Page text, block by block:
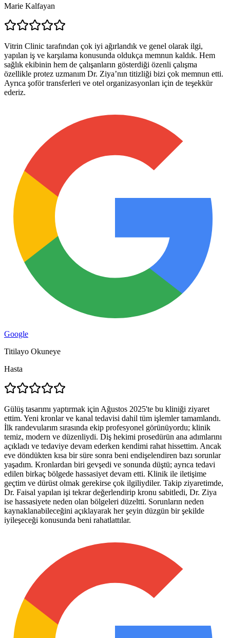
Marie Kalfayan
Vitrin Clinic tarafından çok iyi ağırlandık ve genel olarak ilgi,
yapılan iş ve karşılama konusunda oldukça memnun kaldık. Hem
sağlık ekibinin hem de çalışanların gösterdiği özenli çalışma
özellikle protez uzmanım Dr. Ziya’nın titizliği bizi çok memnun etti.
Ayrıca şoför transferleri ve otel organizasyonları için de teşekkür
ederiz.
Google
Titilayo Okuneye
Hasta
Gülüş tasarımı yaptırmak için Ağustos 2025'te bu kliniği ziyaret
ettim. Yeni kronlar ve kanal tedavisi dahil tüm işlemler tamamlandı.
İlk randevularım sırasında ekip profesyonel görünüyordu; klinik
temiz, modern ve düzenliydi. Diş hekimi prosedürün ana adımlarını
açıkladı ve tedaviye devam ederken kendimi rahat hissettim. Ancak
eve döndükten kısa bir süre sonra beni endişelendiren bazı sorunlar
yaşadım. Kronlardan biri gevşedi ve sonunda düştü; ayrıca tedavi
edilen birkaç bölgede hassasiyet devam etti. Klinik ile iletişime
geçtim ve dürüst olmak gerekirse çok ilgiliydiler. Takip ziyaretimde,
Dr. Faisal yapılan işi tekrar değerlendirip kronu sabitledi, Dr. Ziya
ise hassasiyete neden olan bölgeleri düzeltti. Sorunların neden
kaynaklanabileceğini açıklayarak her şeyin düzgün bir şekilde
iyileşeceği konusunda beni rahatlattılar.